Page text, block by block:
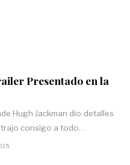
Presentado en la
Hugh Jackman dio detalles
trajo consigo a todo…